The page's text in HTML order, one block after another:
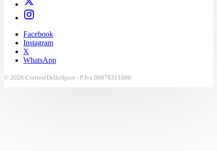
Facebook
Instagram
X
WhatsApp
© 2026 CorriereDelloSport - P.Iva 00878311000